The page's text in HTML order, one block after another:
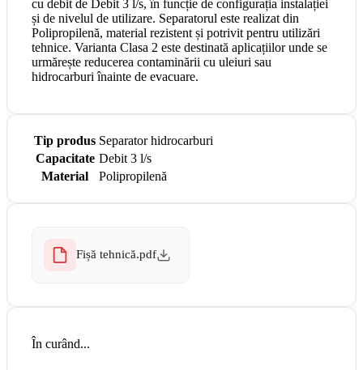
cu debit de Debit 3 l/s, în funcție de configurația instalației
și de nivelul de utilizare. Separatorul este realizat din
Polipropilenă, material rezistent și potrivit pentru utilizări
tehnice. Varianta Clasa 2 este destinată aplicațiilor unde se
urmărește reducerea contaminării cu uleiuri sau
hidrocarburi înainte de evacuare.
Tip produs Separator hidrocarburi
Capacitate Debit 3 l/s
Material
Polipropilenă
Fișă tehnică.pdf
În curând...